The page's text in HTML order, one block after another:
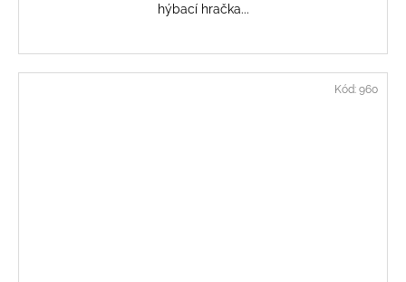
hýbací hračka...
Kód: 960